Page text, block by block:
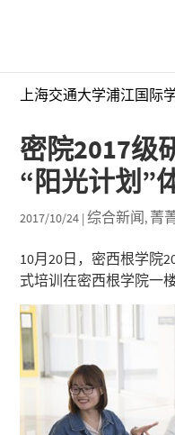
上海交通大学浦江国际
密院2017级
“阳光计划”
2017/10/24 |综合新闻, 菁
10月20日，密西根学院
式培训在密西根学院一